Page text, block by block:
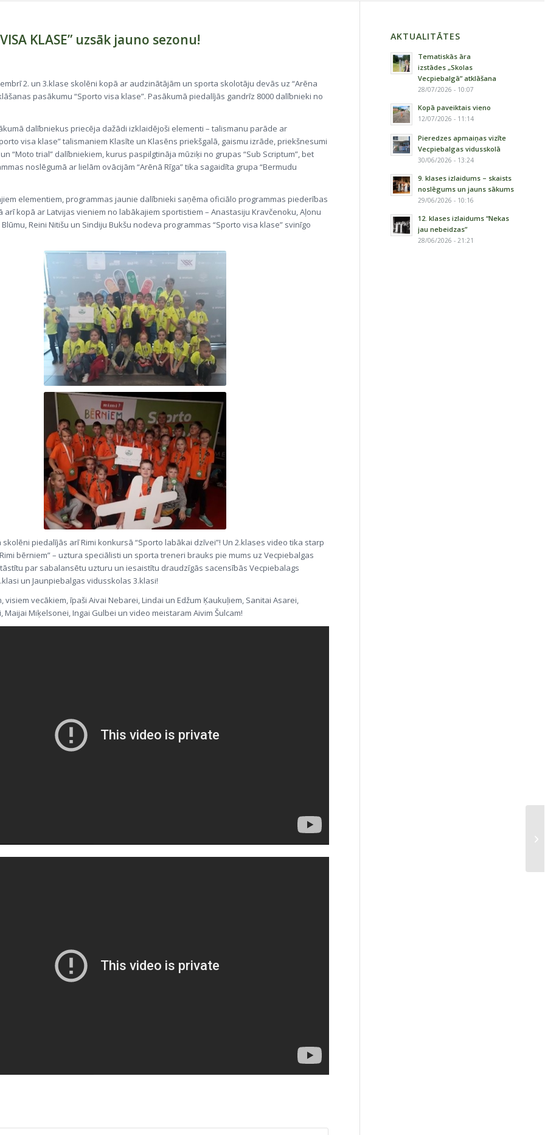
KLASE” uzsāk jauno sezonu!
2. un 3.klase skolēni kopā ar audzinātājām un sporta skolotāju devās uz “Arēna
pasākumu “Sporto visa klase”. Pasākumā piedalījās gandrīz 8000 dalībnieki no
dalībniekus priecēja dažādi izklaidējoši elementi – talismanu parāde ar
visa klase” talismaniem Klasīte un Klasēns priekšgalā, gaismu izrāde, priekšnesumi
“Moto trial” dalībniekiem, kurus paspilgtināja mūziķi no grupas “Sub Scriptum”, bet
noslēgumā ar lielām ovācijām “Arēnā Rīga” tika sagaidīta grupa “Bermudu
elementiem, programmas jaunie dalībnieki saņēma oficiālo programmas piederības
arī kopā ar Latvijas vieniem no labākajiem sportistiem – Anastasiju Kravčenoku, Aļonu
Reini Nitišu un Sindiju Bukšu nodeva programmas “Sporto visa klase” svinīgo
piedalījās arī Rimi konkursā “Sporto labākai dzīvei”! Un 2.klases video tika starp
bērniem” – uztura speciālisti un sporta treneri brauks pie mums uz Vecpiebalgas
par sabalansētu uzturu un iesaistītu draudzīgās sacensībās Vecpiebalags
un Jaunpiebalgas vidusskolas 3.klasi!
visiem vecākiem, īpaši Aivai Nebarei, Lindai un Edžum Ķaukuļiem, Sanitai Asarei,
Maijai Miķelsonei, Ingai Gulbei un video meistaram Aivim Šulcam!
AKTUALITĀTES
Tematiskās āra
izstādes „Skolas
Vecpiebalgā” atklāšana
28/07/2026 - 10:07
Kopā paveiktais vieno
12/07/2026 - 11:14
Pieredzes apmaiņas vizīte
Vecpiebalgas vidusskolā
30/06/2026 - 13:24
9. klases izlaidums – skaists
noslēgums un jauns sākums
29/06/2026 - 10:16
12. klases izlaidums “Nekas
jau nebeidzas”
28/06/2026 - 21:21